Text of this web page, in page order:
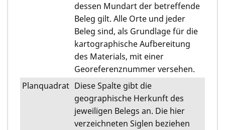
dessen Mundart der betreffende
Beleg gilt. Alle Orte und jeder
Beleg sind, als Grundlage für die
kartographische Aufbereitung
des Materials, mit einer
Georeferenznummer versehen.
Planquadrat Diese Spalte gibt die
geographische Herkunft des
jeweiligen Belegs an. Die hier
verzeichneten Siglen beziehen